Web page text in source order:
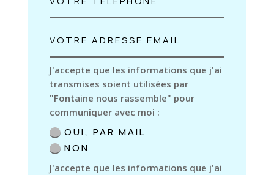
J'accepte que les informations que j'ai
transmises soient utilisées par
"Fontaine nous rassemble" pour
communiquer avec moi :
OUI, PAR MAIL
NON
J'accepte que les informations que j'ai